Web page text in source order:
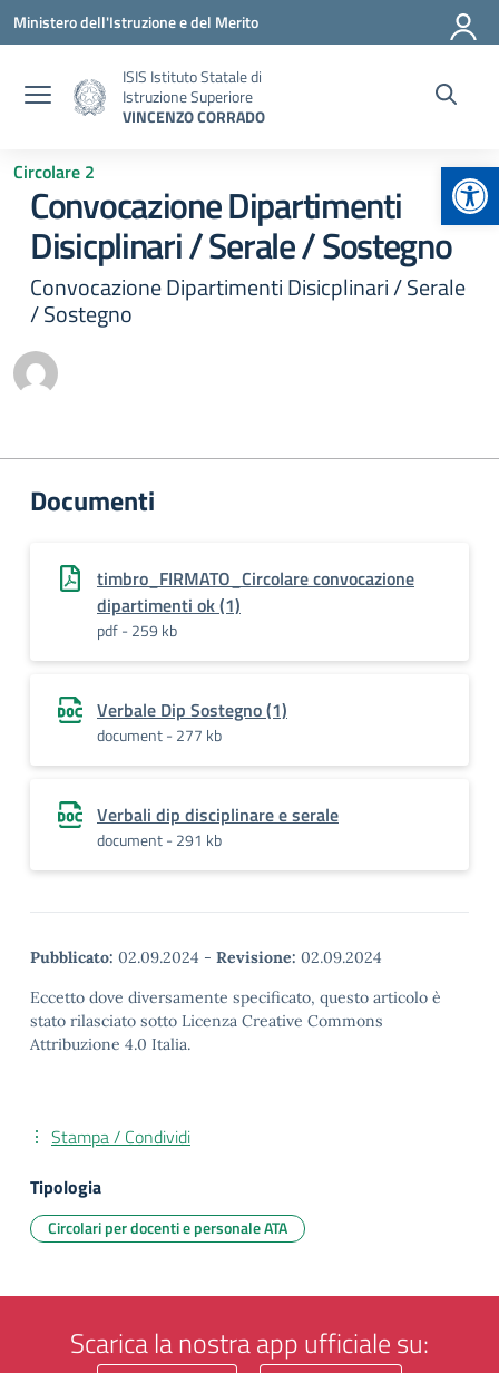
Vai ai contenuti
Vai al menu di navigazione
Vai al footer
Ministero dell'Istruzione e del Merito
ISIS Istituto Statale di
Istruzione Superiore
VINCENZO CORRADO
Circolare 2
Convocazione Dipartimenti
Disicplinari / Serale / Sostegno
Convocazione Dipartimenti Disicplinari / Serale
/ Sostegno
Documenti
timbro_FIRMATO_Circolare convocazione
dipartimenti ok (1)
pdf - 259 kb
Verbale Dip Sostegno (1)
document - 277 kb
Verbali dip disciplinare e serale
document - 291 kb
Pubblicato: 02.09.2024 - Revisione: 02.09.2024
Eccetto dove diversamente specificato, questo articolo è
stato rilasciato sotto Licenza Creative Commons
Attribuzione 4.0 Italia.
Stampa / Condividi
Tipologia
Circolari per docenti e personale ATA
Scarica la nostra app ufficiale su: